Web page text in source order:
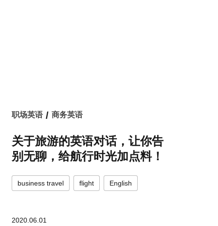
职场英语 / 商务英语
关于旅游的英语对话，让你告
别无聊，给航行时光加点料！
business travel flight English
2020.06.01